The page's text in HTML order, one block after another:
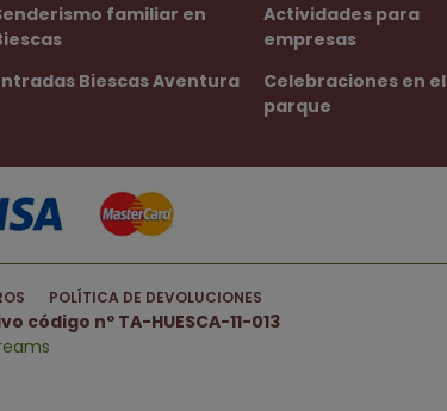
familiar en
Biescas Aventura
Actividades para
empresas
Celebraciones en el
parque
POLÍTICA DE DEVOLUCIONES
nº TA-HUESCA-11-013